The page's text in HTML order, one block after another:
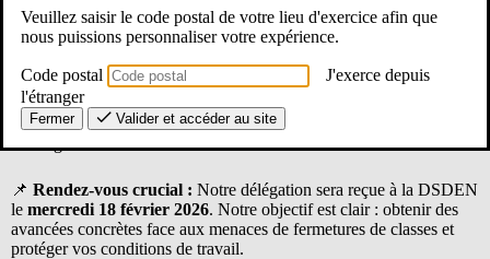
Une négociation d'urgence engagée
La section départementale du SE-UNSA a déposé officiellement
uneAlerte Socialeauprès du Directeur académique des Yvelines
(DASEN). Ce dispositif contraint l’administration à engager une
négociation immédiate dans le cadre de la future Carte Scolaire du
1er degré.
📌 Rendez-vous crucial : Notre délégation sera reçue à la DSDEN
le mercredi 18 février 2026. Notre objectif est clair : obtenir des
avancées concrètes face aux menaces de fermetures de classes et
protéger vos conditions de travail.
Veuillez saisir le code postal de votre lieu d'exercice afin que
nous puissions personnaliser votre expérience.
Code postal
J'exerce depuis
l'étranger
Fermer Valider et accéder au site